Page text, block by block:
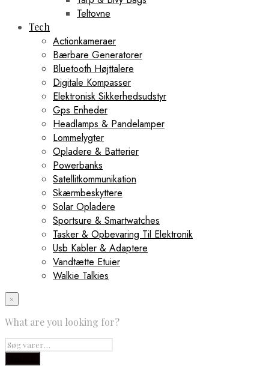
Teltovne
Tech
Actionkameraer
Bærbare Generatorer
Bluetooth Højttalere
Digitale Kompasser
Elektronisk Sikkerhedsudstyr
Gps Enheder
Headlamps & Pandelamper
Lommelygter
Opladere & Batterier
Powerbanks
Satellitkommunikation
Skærmbeskyttere
Solar Opladere
Sportsure & Smartwatches
Tasker & Opbevaring Til Elektronik
Usb Kabler & Adaptere
Vandtætte Etuier
Walkie Talkies
×
What are you looking for?